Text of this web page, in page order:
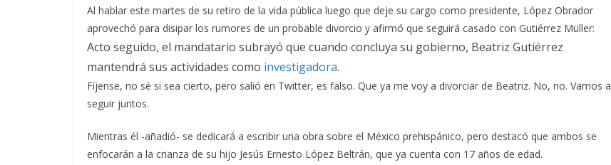
Al hablar este martes de su retiro de la vida pública luego que deje su cargo como presidente, López Obrador
aprovechó para disipar los rumores de un probable divorcio y afirmó que seguirá casado con Gutiérrez Müller:
Acto seguido, el mandatario subrayó que cuando concluya su gobierno, Beatriz Gutiérrez
mantendrá sus actividades como investigadora.
Fíjense, no sé si sea cierto, pero salió en Twitter, es falso. Que ya me voy a divorciar de Beatriz. No, no. Vamos a
seguir juntos.
Mientras él -añadió- se dedicará a escribir una obra sobre el México prehispánico, pero destacó que ambos se
enfocarán a la crianza de su hijo Jesús Ernesto López Beltrán, que ya cuenta con 17 años de edad.